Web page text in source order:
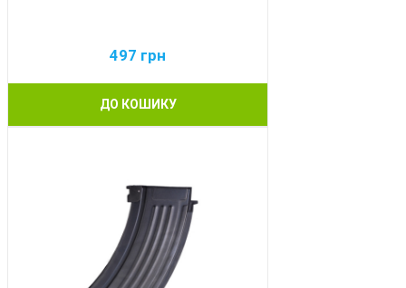
497 грн
ДО КОШИКУ